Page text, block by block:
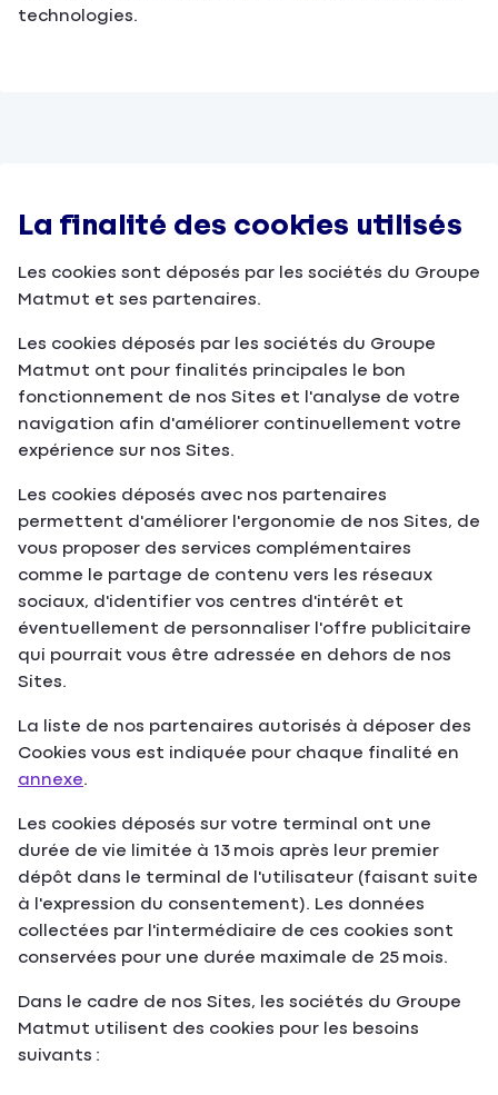
technologies.
La finalité des cookies utilisés
Les cookies sont déposés par les sociétés du Groupe
Matmut et ses partenaires.
Les cookies déposés par les sociétés du Groupe
Matmut ont pour finalités principales le bon
fonctionnement de nos Sites et l'analyse de votre
navigation afin d'améliorer continuellement votre
expérience sur nos Sites.
Les cookies déposés avec nos partenaires
permettent d'améliorer l'ergonomie de nos Sites, de
vous proposer des services complémentaires
comme le partage de contenu vers les réseaux
sociaux, d'identifier vos centres d'intérêt et
éventuellement de personnaliser l'offre publicitaire
qui pourrait vous être adressée en dehors de nos
Sites.
La liste de nos partenaires autorisés à déposer des
Cookies vous est indiquée pour chaque finalité en
annexe.
Les cookies déposés sur votre terminal ont une
durée de vie limitée à 13 mois après leur premier
dépôt dans le terminal de l'utilisateur (faisant suite
à l'expression du consentement). Les données
collectées par l'intermédiaire de ces cookies sont
conservées pour une durée maximale de 25 mois.
Dans le cadre de nos Sites, les sociétés du Groupe
Matmut utilisent des cookies pour les besoins
suivants :